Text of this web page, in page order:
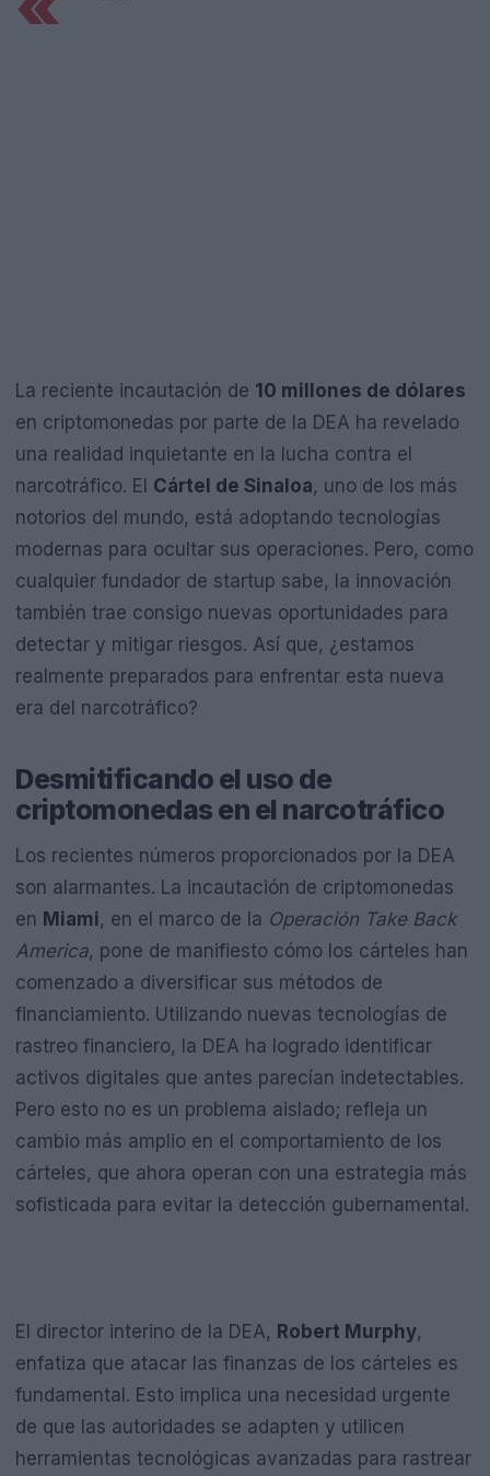
La reciente incautación de 10 millones de dólares
en criptomonedas por parte de la DEA ha revelado
una realidad inquietante en la lucha contra el
narcotráfico. El Cártel de Sinaloa, uno de los más
notorios del mundo, está adoptando tecnologías
modernas para ocultar sus operaciones. Pero, como
cualquier fundador de startup sabe, la innovación
también trae consigo nuevas oportunidades para
detectar y mitigar riesgos. Así que, ¿estamos
realmente preparados para enfrentar esta nueva
era del narcotráfico?
Desmitificando el uso de
criptomonedas en el narcotráfico
Los recientes números proporcionados por la DEA
son alarmantes. La incautación de criptomonedas
en Miami, en el marco de la Operación Take Back
America, pone de manifiesto cómo los cárteles han
comenzado a diversificar sus métodos de
financiamiento. Utilizando nuevas tecnologías de
rastreo financiero, la DEA ha logrado identificar
activos digitales que antes parecían indetectables.
Pero esto no es un problema aislado; refleja un
cambio más amplio en el comportamiento de los
cárteles, que ahora operan con una estrategia más
sofisticada para evitar la detección gubernamental.
El director interino de la DEA, Robert Murphy,
enfatiza que atacar las finanzas de los cárteles es
fundamental. Esto implica una necesidad urgente
de que las autoridades se adapten y utilicen
herramientas tecnológicas avanzadas para rastrear